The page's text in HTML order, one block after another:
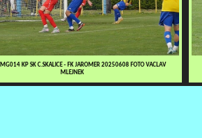
IMG014 KP SK C.SKALICE - FK JAROMER 20250608 FOTO VACLAV
MLEJNEK